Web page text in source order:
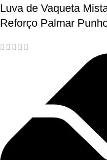
Luva de Vaqueta
Reforço Palmar